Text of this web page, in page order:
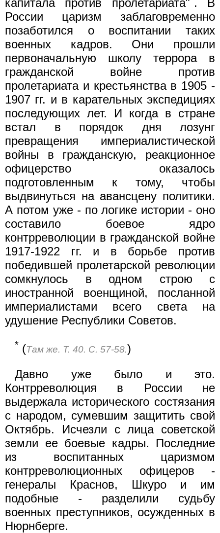
России царизм заблаговременно
позаботился о воспитании таких
военных кадров. Они прошли
первоначальную школу террора в
гражданской войне против
пролетариата и крестьянства в 1905 -
1907 гг. и в карательных экспедициях
последующих лет. И когда в стране
встал в порядок дня лозунг
превращения империалистической
войны в гражданскую, реакционное
офицерство оказалось
подготовленным к тому, чтобы
выдвинуться на авансцену политики.
А потом уже - по логике истории - оно
составило боевое ядро
контрреволюции в гражданской войне
1917-1922 гг. и в борьбе против
победившей пролетарской революции
сомкнулось в одном строю с
иностранной военщиной, посланной
империалистами всего света на
удушение Республики Советов.
* (Там же. Т. 40. С. 57-58.)
Давно уже было и это.
Контрреволюция в России не
выдержала исторического состязания
с народом, сумевшим защитить свой
Октябрь. Исчезли с лица советской
земли ее боевые кадры. Последние
из воспитанных царизмом
контрреволюционных офицеров -
генералы Краснов, Шкуро и им
подобные - разделили судьбу
военных преступников, осужденных в
Нюрнберге.